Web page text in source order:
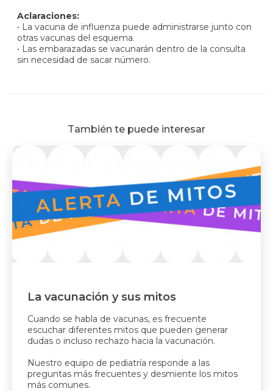
Aclaraciones:
• La vacuna de influenza puede administrarse junto con
otras vacunas del esquema.
• Las embarazadas se vacunarán dentro de la consulta
sin necesidad de sacar número.
También te puede interesar
La vacunación y sus mitos
Cuando se habla de vacunas, es frecuente
escuchar diferentes mitos que pueden generar
dudas o incluso rechazo hacia la vacunación.
Nuestro equipo de pediatría responde a las
preguntas más frecuentes y desmiente los mitos
más comunes.